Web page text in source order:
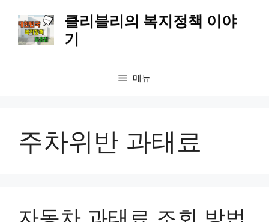
클리블리의 복지정책 이야
기
메뉴
주차위반 과태료